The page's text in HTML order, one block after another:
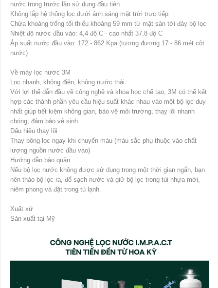
nước trong trước lần sử dụng đầu tiên
Không lắp hệ thống lọc dưới ánh sáng mặt trời trực tiếp
Chừa khoảng trống tối thiểu khoảng 59 mm từ mặt sàn tới đáy bộ lọc
Nhiệt độ nước đầu vào: 4,4 độ C - cao nhất 37,8 độ C
Áp suất nước đầu vào: 172 - 862 Kpa (tương đương 17 - 86 mét cột
nước)
Về máy lọc nước 3M
Lọc nhanh, không điện, không nước thải.
Với lợi thế dẫn đầu về công nghệ và khoa học chế tạo, 3M có thể kết
hợp các thành phần yêu cầu hiệu suất khác nhau vào một bộ lọc duy
nhất giúp tiết kiệm không gian, bảo vệ môi trường, thay lõi nhanh
chóng, đảm bảo vệ sinh.
Dấu hiệu thay lõi
Thay bông lọc ngay khi chuyển màu (màu sắc phụ thuộc vào chất
lượng nguồn nước đầu vào)
Hướng dẫn bảo quản
Nếu bộ lọc nước không được sử dụng trong một thời gian ngắn, bạn
nên tháo bộ lọc ra, đổ sạch nước và giữ bộ lọc trong túi nhựa mới,
niêm phong và đặt trong tủ lạnh.
Xuất xứ
Sản xuất tại Mỹ